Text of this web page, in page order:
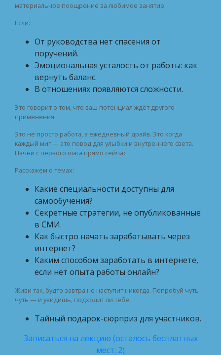
материальное поощрение за любимое занятие.
Если:
От руководства нет спасения от
поручений.
Эмоциональная усталость от работы: как
вернуть баланс.
В отношениях появляются сложности.
Это говорит о том, что ваш потенциал ждёт другого
применения.
Это не просто работа, а ежедневный драйв. Это когда
каждый миг — это повод для улыбки и внутреннего света.
Начни с первого шага прямо сейчас.
Расскажем о темах:
Какие специальности доступны для
самообучения?
Секретные стратегии, не опубликованные
в СМИ.
Как быстро начать зарабатывать через
интернет?
Каким способом заработать в интернете,
если нет опыта работы онлайн?
Живи так, будто завтра не наступит никогда. Попробуй чуть-
чуть — и увидишь, подходит ли тебе.
Тайный подарок-сюрприз для участников.
Записаться на лекцию (осталось бесплатных
мест: 2)